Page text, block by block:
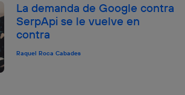
La demanda de Google contra
SerpApi se le vuelve en
contra
Raquel Roca Cabades